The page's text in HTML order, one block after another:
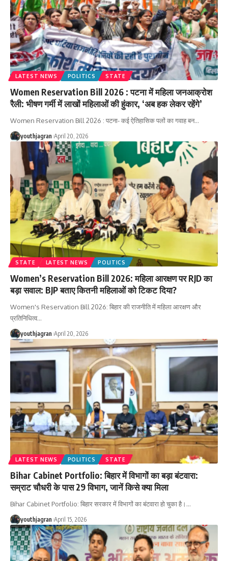
LATEST NEWS POLITICS STATE
Women Reservation Bill 2026 : पटना में महिला जनआक्रोश
रैली: भीषण गर्मी में लाखों महिलाओं की हुंकार, ‘अब हक लेकर रहेंगे’
Women Reservation Bill 2026 : पटना- कई ऐतिहासिक पलों का गवाह बन…
youthjagran April 20, 2026
STATE LATEST NEWS POLITICS
Women’s Reservation Bill 2026: महिला आरक्षण पर RJD का
बड़ा सवाल: BJP बताए कितनी महिलाओं को टिकट दिया?
Women's Reservation Bill 2026: बिहार की राजनीति में महिला आरक्षण और
प्रतिनिधित्व…
youthjagran April 20, 2026
LATEST NEWS POLITICS STATE
Bihar Cabinet Portfolio: बिहार में विभागों का बड़ा बंटवारा:
सम्राट चौधरी के पास 29 विभाग, जानें किसे क्या मिला
Bihar Cabinet Portfolio: बिहार सरकार में विभागों का बंटवारा हो चुका है। …
youthjagran April 15, 2026